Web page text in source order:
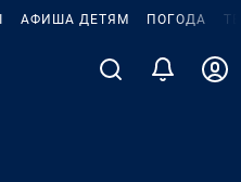
АФИША ДЕТЯМ ПОГОДА